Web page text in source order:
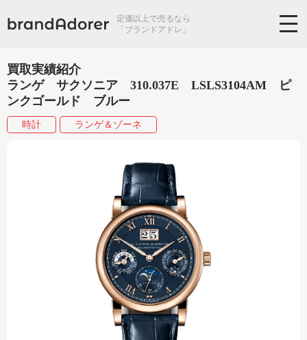
定価以上で売るなら
「ブランドアドレ」
買取実績紹介
ランゲ サクソニア 310.037E LSLS3104AM ピ
ンクゴールド ブルー
時計 ランゲ＆ゾーネ